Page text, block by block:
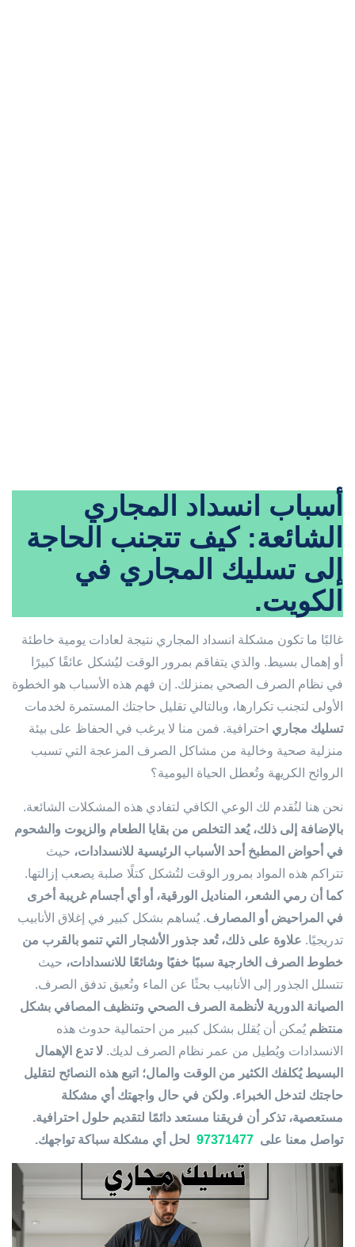
أسباب انسداد المجاري
الشائعة: كيف تتجنب الحاجة
إلى تسليك المجاري في
الكويت.
غالبًا ما تكون مشكلة انسداد المجاري نتيجة لعادات يومية خاطئة
أو إهمال بسيط. والذي يتفاقم بمرور الوقت ليُشكل عائقًا كبيرًا
في نظام الصرف الصحي بمنزلك. إن فهم هذه الأسباب هو الخطوة
الأولى لتجنب تكرارها، وبالتالي تقليل حاجتك المستمرة لخدمات
تسليك مجاري احترافية. فمن منا لا يرغب في الحفاظ على بيئة
منزلية صحية وخالية من مشاكل الصرف المزعجة التي تسبب
الروائح الكريهة وتُعطل الحياة اليومية؟
نحن هنا لنُقدم لك الوعي الكافي لتفادي هذه المشكلات الشائعة.
بالإضافة إلى ذلك، يُعد التخلص من بقايا الطعام والزيوت والشحوم
في أحواض المطبخ أحد الأسباب الرئيسية للانسدادات، حيث
تتراكم هذه المواد بمرور الوقت لتُشكل كتلًا صلبة يصعب إزالتها.
كما أن رمي الشعر، المناديل الورقية، أو أي أجسام غريبة أخرى
في المراحيض أو المصارف. يُساهم بشكل كبير في إغلاق الأنابيب
تدريجيًا. علاوة على ذلك، تُعد جذور الأشجار التي تنمو بالقرب من
خطوط الصرف الخارجية سببًا خفيًا وشائعًا للانسدادات، حيث
تتسلل الجذور إلى الأنابيب بحثًا عن الماء وتُعيق تدفق الصرف.
الصيانة الدورية لأنظمة الصرف الصحي وتنظيف المصافي بشكل
منتظم يُمكن أن يُقلل بشكل كبير من احتمالية حدوث هذه
الانسدادات ويُطيل من عمر نظام الصرف لديك. لا تدع الإهمال
البسيط يُكلفك الكثير من الوقت والمال؛ اتبع هذه النصائح لتقليل
حاجتك لتدخل الخبراء. ولكن في حال واجهتك أي مشكلة
مستعصية، تذكر أن فريقنا مستعد دائمًا لتقديم حلول احترافية.
تواصل معنا على 97371477 لحل أي مشكلة سباكة تواجهك.